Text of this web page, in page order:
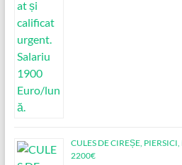
CULES DE CIREȘE,
2200€